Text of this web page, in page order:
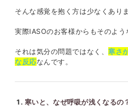
そんな感覚を抱く方は少なくあり
実際IASOのお客様からもそのよう
それは気分の問題ではなく、寒さ
な反応なんです。
寒いと、なぜ呼吸が浅くなるの